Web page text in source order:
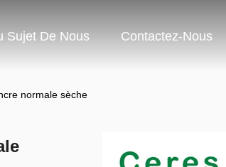
Sujet De Nous Contactez-Nous
normale sèche